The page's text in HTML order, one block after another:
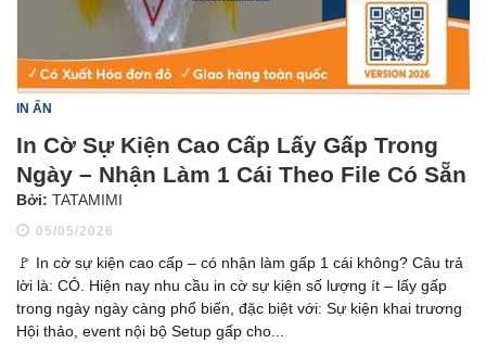
IN ẤN
In Cờ Sự Kiện Cao Cấp Lấy Gấp Trong
Ngày – Nhận Làm 1 Cái Theo File Có Sẵn
Bởi: TATAMIMI
05/05/2026
🚩 In cờ sự kiện cao cấp – có nhận làm gấp 1 cái không? Câu trả
lời là: CÓ. Hiện nay nhu cầu in cờ sự kiện số lượng ít – lấy gấp
trong ngày ngày càng phổ biến, đặc biệt với: Sự kiện khai trương
Hội thảo, event nội bộ Setup gấp cho...